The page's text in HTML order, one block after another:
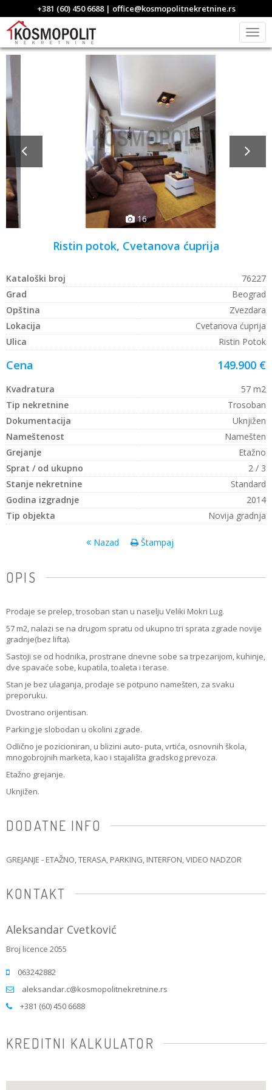
+381 (60) 450 6688 | office@kosmopolitnekretnine.rs
16
Ristin potok, Cvetanova ćuprija
Kataloški broj
76227
Grad
Beograd
Opština
Zvezdara
Lokacija
Cvetanova ćuprija
Ulica
Ristin Potok
Cena 149.900 €
Kvadratura
57 m2
Tip nekretnine
Trosoban
Dokumentacija
Uknjižen
Nameštenost
Namešten
Grejanje
Etažno
Sprat / od ukupno
2 / 3
Stanje nekretnine
Standard
Godina izgradnje
2014
Tip objekta
Novija gradnja
Nazad Štampaj
OPIS
Prodaje se prelep, trosoban stan u naselju Veliki Mokri Lug.
57 m2, nalazi se na drugom spratu od ukupno tri sprata zgrade novije
gradnje(bez lifta).
Sastoji se od hodnika, prostrane dnevne sobe sa trpezarijom, kuhinje,
dve spavaće sobe, kupatila, toaleta i terase.
Stan je bez ulaganja, prodaje se potpuno namešten, za svaku
preporuku.
Dvostrano orijentisan.
Parking je slobodan u okolini zgrade.
Odlično je pozicioniran, u blizini auto- puta, vrtića, osnovnih škola,
mnogobrojnih marketa, kao i stajališta gradskog prevoza.
Etažno grejanje.
Uknjižen.
DODATNE INFO
GREJANJE - ETAŽNO, TERASA, PARKING, INTERFON, VIDEO NADZOR
KONTAKT
Aleksandar Cvetković
Broj licence 2055
063242882
aleksandar.c@kosmopolitnekretnine.rs
+381 (60) 450 6688
KREDITNI KALKULATOR